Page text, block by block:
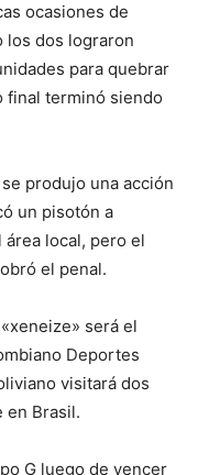
ocasiones de
los dos lograron
para quebrar
final terminó siendo
produjo una acción
un pisotón a
local, pero el
el penal.
será el
Deportes
visitará dos
en Brasil.
G luego de vencer